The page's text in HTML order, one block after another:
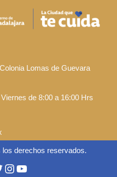
Lomas de Guevara
de 8:00 a 16:00 Hrs
derechos reservados.